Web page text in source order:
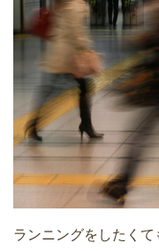
ランニングをしたく